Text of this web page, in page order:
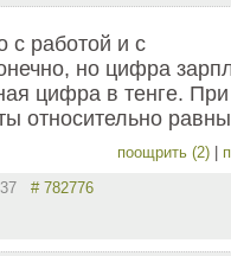
с работой и с
но цифра
цифра в тенге. При
относительно
поощрить (2) |
# 782776